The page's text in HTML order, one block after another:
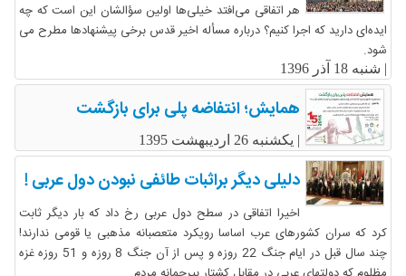
هر اتفاقی می‌افتد خیلی‌ها اولین سؤالشان این است که چه
ایده‌ای دارید که اجرا کنیم؟ درباره مسأله اخیر قدس برخی پیشنهاد‌ها مطرح می
شود.
شنبه 18 آذر 1396
همایش؛ انتفاضه پلی برای بازگشت
یکشنبه 26 اردیبهشت 1395
دلیلی دیگر براثبات طائفی نبودن دول عربی !
اخیرا اتفاقی در سطح دول عربی رخ داد که بار دیگر ثابت
کرد که سران کشورهای عرب اساسا رویکرد متعصبانه مذهبی یا قومی ندارند!
چند سال قبل در ایام جنگ 22 روزه و پس از آن جنگ 8 روزه و 51 روزه غزه